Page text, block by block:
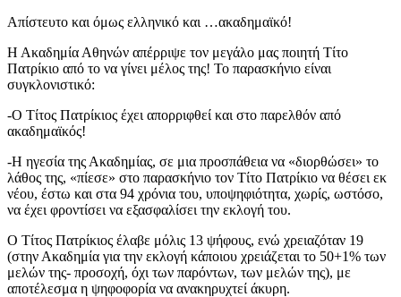
Απίστευτο και όμως ελληνικό και …ακαδημαϊκό!
Η Ακαδημία Αθηνών απέρριψε τον μεγάλο μας ποιητή Τίτο
Πατρίκιο από το να γίνει μέλος της! Το παρασκήνιο είναι
συγκλονιστικό:
-Ο Τίτος Πατρίκιος έχει απορριφθεί και στο παρελθόν από
ακαδημαϊκός!
-Η ηγεσία της Ακαδημίας, σε μια προσπάθεια να «διορθώσει» το
λάθος της, «πίεσε» στο παρασκήνιο τον Τίτο Πατρίκιο να θέσει εκ
νέου, έστω και στα 94 χρόνια του, υποψηφιότητα, χωρίς, ωστόσο,
να έχει φροντίσει να εξασφαλίσει την εκλογή του.
Ο Τίτος Πατρίκιος έλαβε μόλις 13 ψήφους, ενώ χρειαζόταν 19
(στην Ακαδημία για την εκλογή κάποιου χρειάζεται το 50+1% των
μελών της- προσοχή, όχι των παρόντων, των μελών της), με
αποτέλεσμα η ψηφοφορία να ανακηρυχτεί άκυρη.